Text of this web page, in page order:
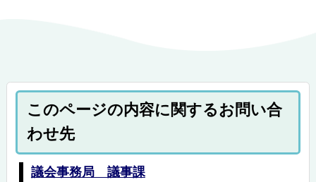
このページの内容に関するお問い合
わせ先
議会事務局 議事課